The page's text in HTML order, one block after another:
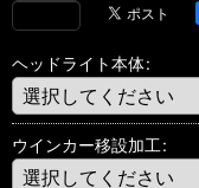
ヘッドライト本体:
ウインカー移設加工: